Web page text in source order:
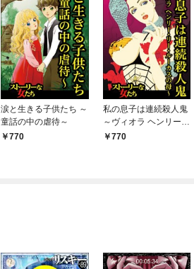
涙と生きる子供たち ～
童話の中の虐待～
770
私の息子は連続殺人鬼
～ヴィオラ ヘンリー・
リー・ルーカスの母～
770